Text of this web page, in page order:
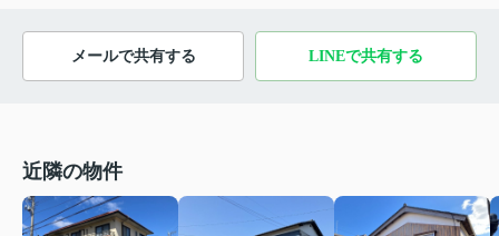
メールで共有する LINEで共有する
近隣の物件